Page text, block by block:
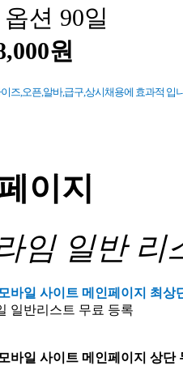
션 90일
원
즈,오픈,알바,급구,상시채용에 효과적 입
이지
임 일반 리
바일 사이트 메인페이지 최상
일반리스트 무료 등록
바일 사이트 메인페이지 상단